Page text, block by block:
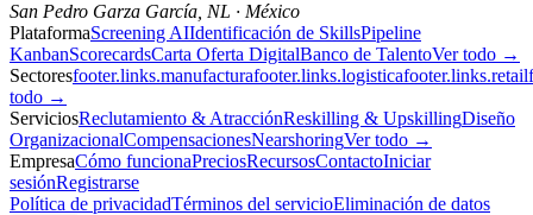
San Pedro Garza García, NL · México
PlataformaScreening AIIdentificación de SkillsPipeline
KanbanScorecardsCarta Oferta DigitalBanco de TalentoVer todo →
Sectoresfooter.links.manufacturafooter.links.logisticafooter.links.retail
todo →
ServiciosReclutamiento & AtracciónReskilling & UpskillingDiseño
OrganizacionalCompensacionesNearshoringVer todo →
EmpresaCómo funcionaPreciosRecursosContactoIniciar
sesiónRegistrarse
Política de privacidadTérminos del servicioEliminación de datos